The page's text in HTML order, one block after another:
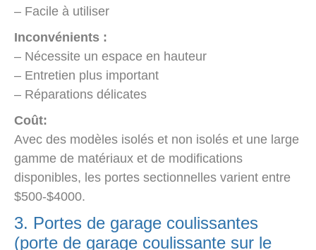
– Facile à utiliser
Inconvénients :
– Nécessite un espace en hauteur
– Entretien plus important
– Réparations délicates
Coût:
Avec des modèles isolés et non isolés et une large
gamme de matériaux et de modifications
disponibles, les portes sectionnelles varient entre
$500-$4000.
3. Portes de garage coulissantes
(porte de garage coulissante sur le